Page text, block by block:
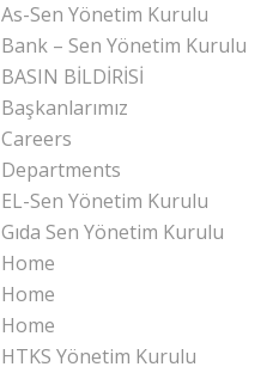
As-Sen Yönetim Kurulu
Bank – Sen Yönetim Kurulu
BASIN BİLDİRİSİ
Başkanlarımız
Careers
Departments
EL-Sen Yönetim Kurulu
Gıda Sen Yönetim Kurulu
Home
Home
Home
HTKS Yönetim Kurulu